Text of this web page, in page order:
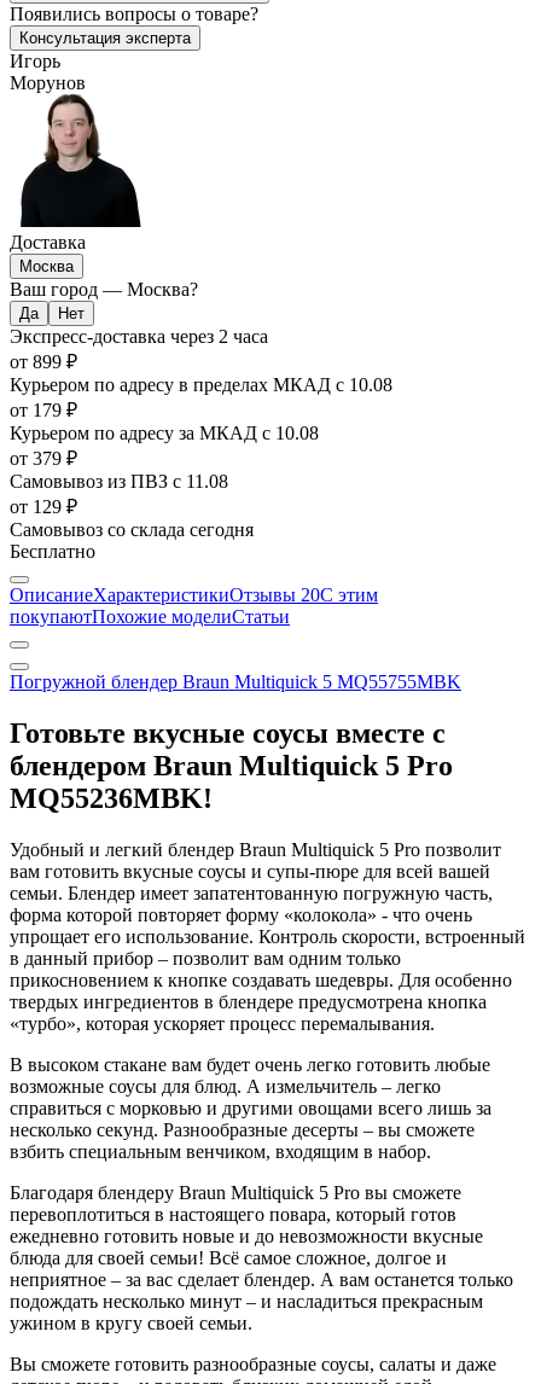
Появились вопросы о товаре?
Консультация эксперта
Игорь
Морунов
Доставка
Москва
Ваш город — Москва?
Экспресс-доставка через 2 часа
от 899 ₽
Курьером по адресу в пределах МКАД с 10.08
от 179 ₽
Курьером по адресу за МКАД с 10.08
от 379 ₽
Самовывоз из ПВЗ с 11.08
от 129 ₽
Самовывоз со склада сегодня
Бесплатно
ОписаниеХарактеристикиОтзывы 20С этим
покупаютПохожие моделиСтатьи
Погружной блендер Braun Multiquick 5 MQ55755MBK
Готовьте вкусные соусы вместе с
блендером Braun Multiquick 5 Pro
MQ55236MBK!
Удобный и легкий блендер Braun Multiquick 5 Pro позволит
вам готовить вкусные соусы и супы-пюре для всей вашей
семьи. Блендер имеет запатентованную погружную часть,
форма которой повторяет форму «колокола» - что очень
упрощает его использование. Контроль скорости, встроенный
в данный прибор – позволит вам одним только
прикосновением к кнопке создавать шедевры. Для особенно
твердых ингредиентов в блендере предусмотрена кнопка
«турбо», которая ускоряет процесс перемалывания.
В высоком стакане вам будет очень легко готовить любые
возможные соусы для блюд. А измельчитель – легко
справиться с морковью и другими овощами всего лишь за
несколько секунд. Разнообразные десерты – вы сможете
взбить специальным венчиком, входящим в набор.
Благодаря блендеру Braun Multiquick 5 Pro вы сможете
перевоплотиться в настоящего повара, который готов
ежедневно готовить новые и до невозможности вкусные
блюда для своей семьи! Всё самое сложное, долгое и
неприятное – за вас сделает блендер. А вам останется только
подождать несколько минут – и насладиться прекрасным
ужином в кругу своей семьи.
Вы сможете готовить разнообразные соусы, салаты и даже